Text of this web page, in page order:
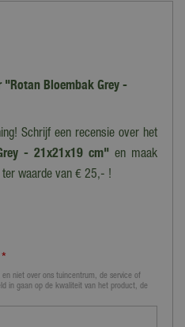
"Rotan Bloembak Grey -
Schrijf een recensie over het
- 21x21x19 cm" en maak
ter waarde van € 25,- !
*
niet over ons tuincentrum, de service of
in gaan op de kwaliteit van het product, de